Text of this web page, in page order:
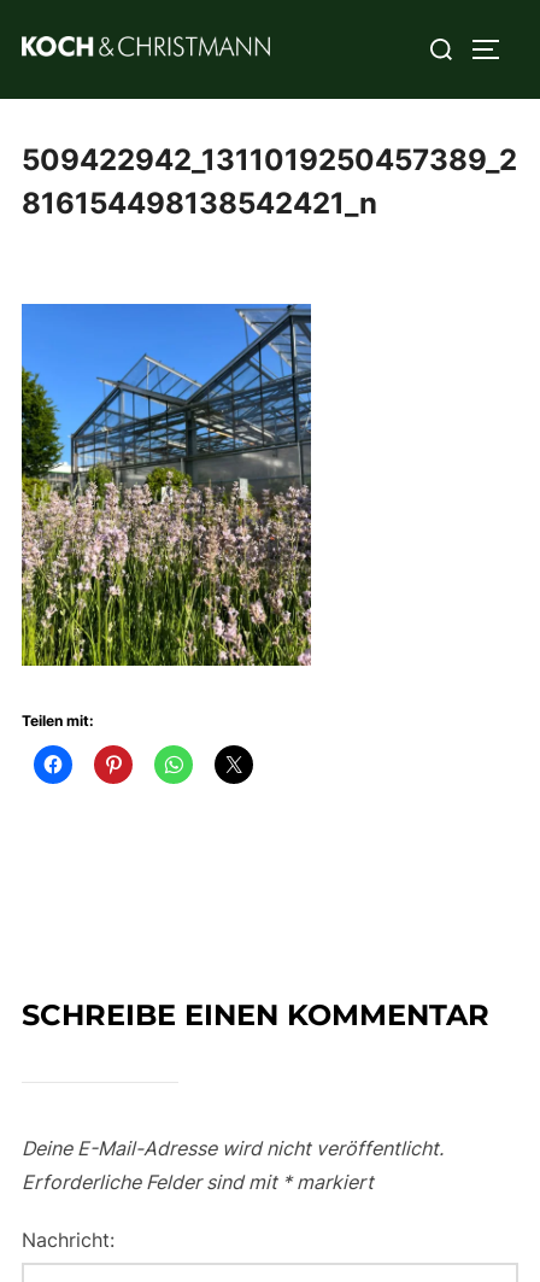
509422942_1311019250457389_2
816154498138542421_n
Teilen mit:
SCHREIBE EINEN KOMMENTAR
Deine E-Mail-Adresse wird nicht veröffentlicht.
Erforderliche Felder sind mit *markiert
Nachricht: